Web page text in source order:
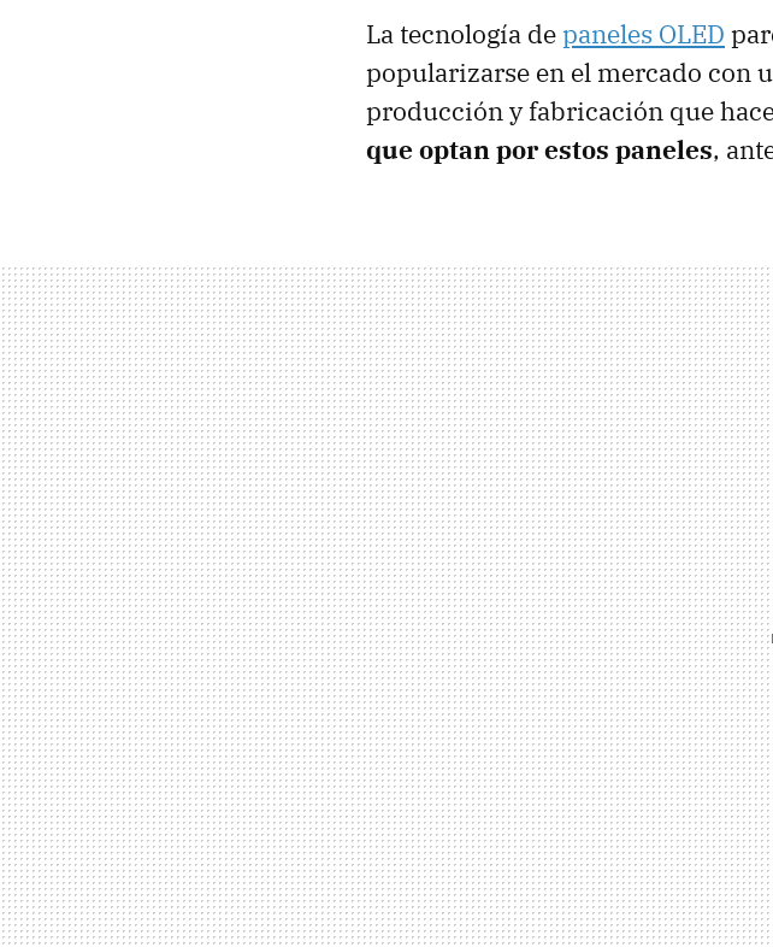
La tecnología depaneles OLED
popularizarse en el mercado con
producción y fabricación que
que optan por estos paneles,